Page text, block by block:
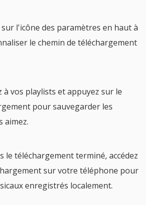
sur l'icône des paramètres en haut à
le chemin de téléchargement
à vos playlists et appuyez sur le
pour sauvegarder les
aimez.
le téléchargement terminé, accédez
sur votre téléphone pour
enregistrés localement.